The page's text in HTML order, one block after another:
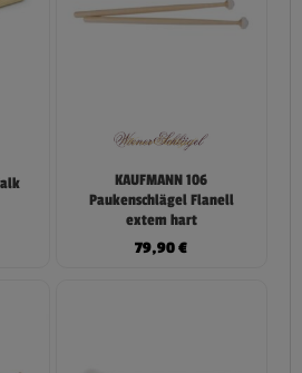
KAUFMANN 106
Paukenschlägel Flanell
extem hart
79,90€